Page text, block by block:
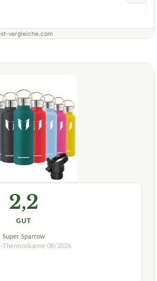
vergleiche.com
2,2
GUT
Super Sparrow
Thermoskanne 08/2026